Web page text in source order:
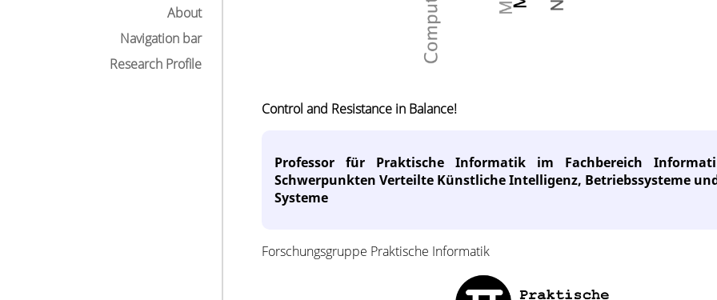
About
Navigation bar
Research Profile
Control and Resistance in Balance!
Professor für Praktische Informatik im Fachbereich
Schwerpunkten Verteilte Künstliche Intelligenz, Betriebssysteme
Systeme
Forschungsgruppe Praktische Informatik